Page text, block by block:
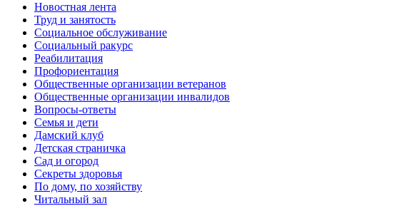
Новостная лента
Труд и занятость
Социальное обслуживание
Социальный ракурс
Реабилитация
Профориентация
Общественные организации ветеранов
Общественные организации инвалидов
Вопросы-ответы
Семья и дети
Дамский клуб
Детская страничка
Сад и огород
Секреты здоровья
По дому, по хозяйству
Читальный зал